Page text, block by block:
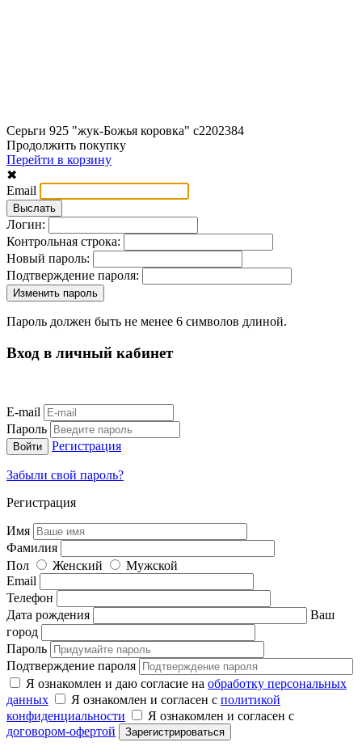
Серьги 925 "жук-Божья коровка" с2202384
Продолжить покупку
Перейти в корзину
✖
Email
Логин:
Контрольная строка:
Новый пароль:
Подтверждение пароля:
Пароль должен быть не менее 6 символов длиной.
Вход в личный кабинет
E-mail
Пароль
Регистрация
Забыли свой пароль?
Регистрация
Имя
Фамилия
Пол
Женский
Мужской
Email
Телефон
Дата рождения
Ваш
город
Пароль
Подтверждение пароля
Я ознакомлен и даю согласие на обработку персональных
данных
Я ознакомлен и согласен с политикой
конфиденциальности
Я ознакомлен и согласен с
договором-офертой